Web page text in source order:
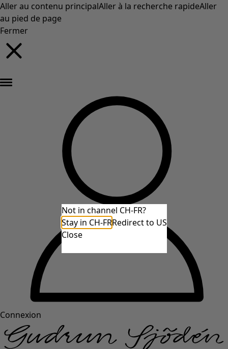
Aller au contenu principalAller à la recherche rapideAller
au pied de page
Fermer
Connexion
Not in channel CH-FR?
Stay in CH-FRRedirect to US
Close